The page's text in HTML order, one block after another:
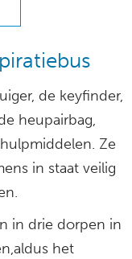
de keyfinder,
heupairbag,
Ze
in staat veilig
in drie dorpen in
het